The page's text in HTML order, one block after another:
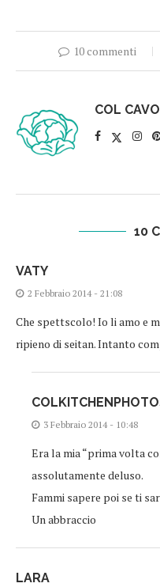
10 commenti
COL
10
VATY
2 Febbraio 2014 - 21:08
Che spettscolo! Io li amo e
ripieno di seitan. Intanto
3 Febbraio 2014 - 10:48
Era la mia “prima volta
assolutamente deluso.
Fammi sapere poi se ti
Un abbraccio
LARA